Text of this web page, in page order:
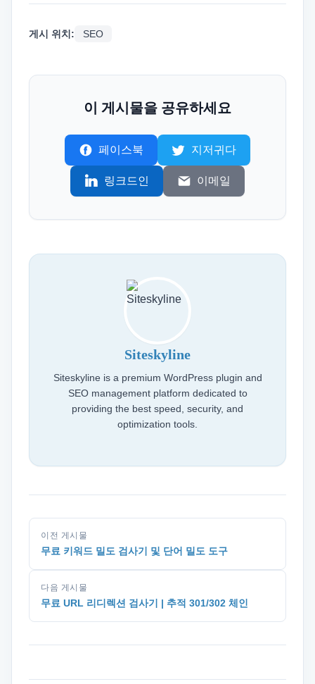
게시 위치: SEO
이 게시물을 공유하세요
페이스북 지저귀다
링크드인 이메일
Siteskyline
Siteskyline is a premium WordPress plugin and
SEO management platform dedicated to
providing the best speed, security, and
optimization tools.
이전 게시물
무료 키워드 밀도 검사기 및 단어 밀도 도구
다음 게시물
무료 URL 리디렉션 검사기 | 추적 301/302 체인